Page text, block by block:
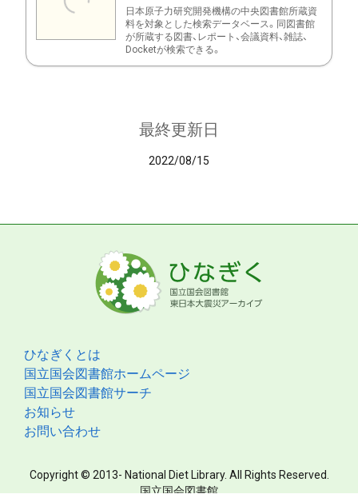
日本原子力研究開発機構の中央図書館所蔵資
料を対象とした検索データベース。同図書館
が所蔵する図書、レポート、会議資料、雑誌、
Docketが検索できる。
最終更新日
2022/08/15
ひなぎくとは
国立国会図書館ホームページ
国立国会図書館サーチ
お知らせ
お問い合わせ
Copyright © 2013- National Diet Library. All Rights Reserved.